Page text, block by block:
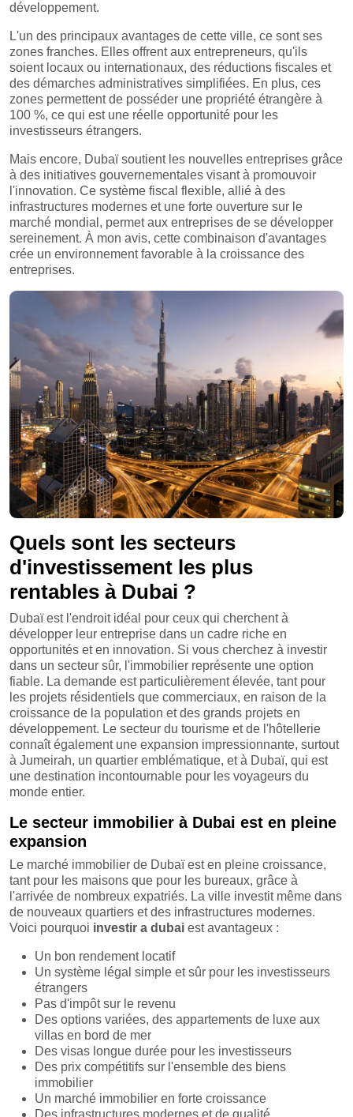
développement.
L'un des principaux avantages de cette ville, ce sont ses
zones franches. Elles offrent aux entrepreneurs, qu'ils
soient locaux ou internationaux, des réductions fiscales et
des démarches administratives simplifiées. En plus, ces
zones permettent de posséder une propriété étrangère à
100 %, ce qui est une réelle opportunité pour les
investisseurs étrangers.
Mais encore, Dubaï soutient les nouvelles entreprises grâce
à des initiatives gouvernementales visant à promouvoir
l'innovation. Ce système fiscal flexible, allié à des
infrastructures modernes et une forte ouverture sur le
marché mondial, permet aux entreprises de se développer
sereinement. À mon avis, cette combinaison d'avantages
crée un environnement favorable à la croissance des
entreprises.
Quels sont les secteurs
d'investissement les plus
rentables à Dubai ?
Dubaï est l'endroit idéal pour ceux qui cherchent à
développer leur entreprise dans un cadre riche en
opportunités et en innovation. Si vous cherchez à investir
dans un secteur sûr, l'immobilier représente une option
fiable. La demande est particulièrement élevée, tant pour
les projets résidentiels que commerciaux, en raison de la
croissance de la population et des grands projets en
développement. Le secteur du tourisme et de l'hôtellerie
connaît également une expansion impressionnante, surtout
à Jumeirah, un quartier emblématique, et à Dubaï, qui est
une destination incontournable pour les voyageurs du
monde entier.
Le secteur immobilier à Dubai est en pleine
expansion
Le marché immobilier de Dubaï est en pleine croissance,
tant pour les maisons que pour les bureaux, grâce à
l'arrivée de nombreux expatriés. La ville investit même dans
de nouveaux quartiers et des infrastructures modernes.
Voici pourquoi investir a dubai est avantageux :
Un bon rendement locatif
Un système légal simple et sûr pour les investisseurs
étrangers
Pas d'impôt sur le revenu
Des options variées, des appartements de luxe aux
villas en bord de mer
Des visas longue durée pour les investisseurs
Des prix compétitifs sur l'ensemble des biens
immobilier
Un marché immobilier en forte croissance